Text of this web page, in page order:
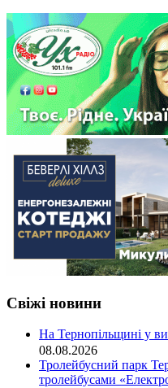
Свіжі новини
На Тернопільщині у
08.08.2026
Тролейбусний парк
тролейбусами